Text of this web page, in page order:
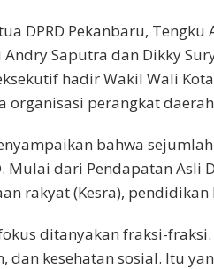
DPRD Pekanbaru,
Saputra dan Dikky
hadir Wakil Wali
organisasi perangkat daerah
bahwa
Mulai dari Pendapatan Asli
rakyat (Kesra), pendidikan
ditanyakan fraksi-
dan kesehatan sosial. Itu